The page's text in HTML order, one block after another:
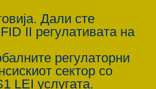
Дали сте
II регулативата на
регулаторни
сектор со
LEI услугата.